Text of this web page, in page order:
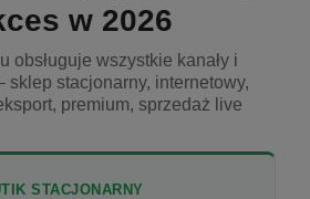
w 2026
obsługuje wszystkie kanały i
sklep stacjonarny, internetowy,
premium, sprzedaż live
STACJONARNY